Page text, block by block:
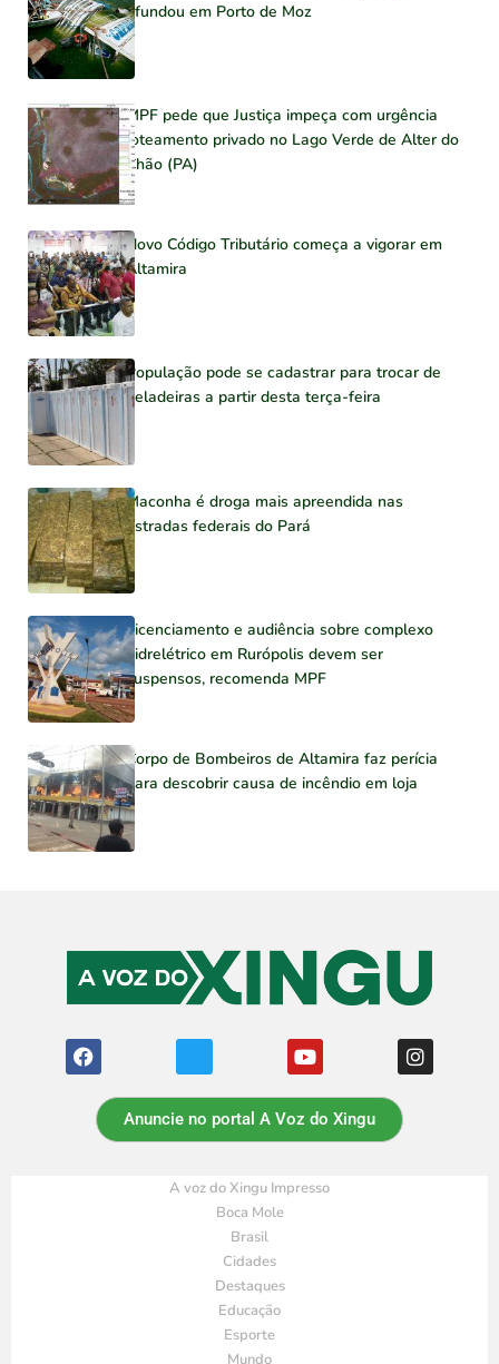
afundou em Porto de Moz
MPF pede que Justiça impeça com urgência
loteamento privado no Lago Verde de Alter do
Chão (PA)
Novo Código Tributário começa a vigorar em
Altamira
População pode se cadastrar para trocar de
geladeiras a partir desta terça-feira
Maconha é droga mais apreendida nas
estradas federais do Pará
Licenciamento e audiência sobre complexo
hidrelétrico em Rurópolis devem ser
suspensos, recomenda MPF
Corpo de Bombeiros de Altamira faz perícia
para descobrir causa de incêndio em loja
Anuncie no portal A Voz do Xingu
A voz do Xingu Impresso
Boca Mole
Brasil
Cidades
Destaques
Educação
Esporte
Mundo